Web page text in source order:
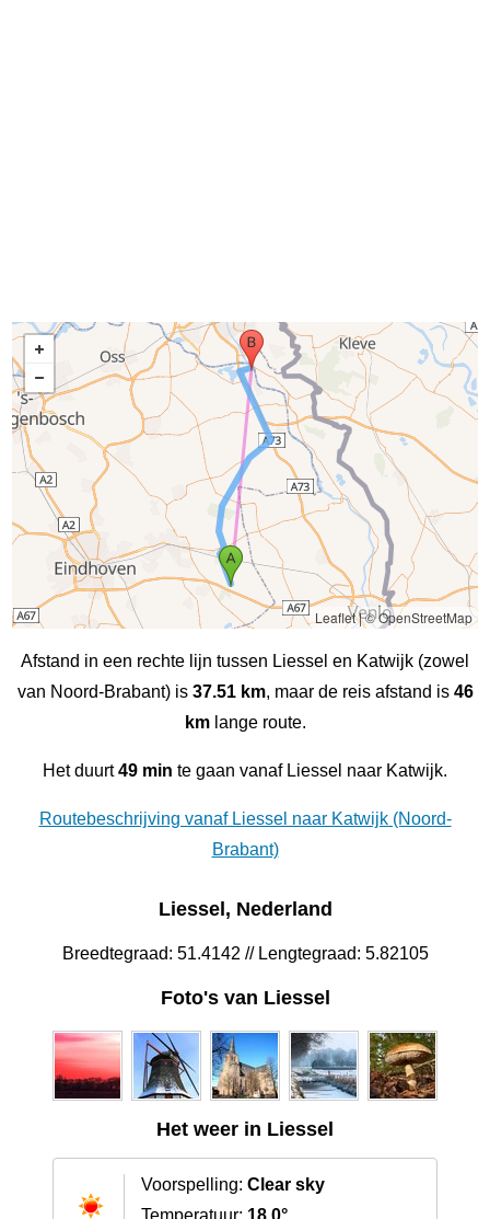
Leaflet|© OpenStreetMap
Afstand in een rechte lijn tussen Liessel en Katwijk (zowel
van Noord-Brabant) is 37.51 km, maar de reis afstand is 46
kmlange route.
Het duurt49 min te gaan vanaf Liessel naar Katwijk.
Routebeschrijving vanaf Liessel naar Katwijk (Noord-
Brabant)
Liessel, Nederland
Breedtegraad: 51.4142 // Lengtegraad: 5.82105
Foto's van Liessel
Het weer in Liessel
Voorspelling: Clear sky